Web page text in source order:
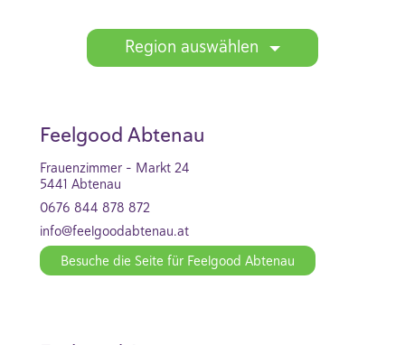
Feelgood-Center Liste
Region auswählen
Feelgood Abtenau
Frauenzimmer - Markt 24
5441 Abtenau
0676 844 878 872
info@feelgoodabtenau.at
Besuche die Seite für Feelgood Abtenau